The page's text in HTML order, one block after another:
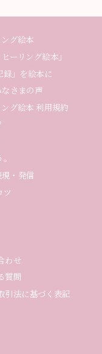
グ絵本
ーリング絵本」
」を絵本に
さまの声
グ絵本 利用規約
・発信
ツ
わせ
質問
引法に基づく表記